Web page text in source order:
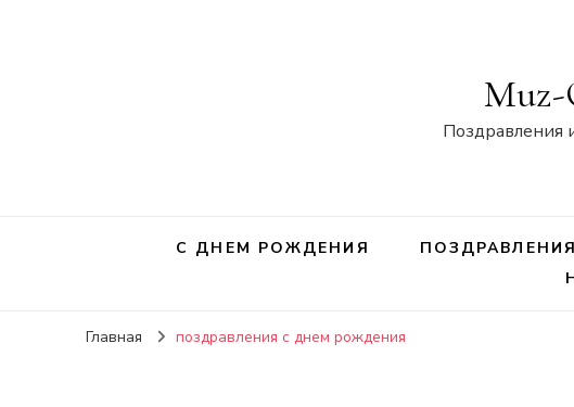
Поздравления
С ДНЕМ РОЖДЕНИЯ ПОЗДРАВЛЕНИЯ
Главная поздравления с днем рождения